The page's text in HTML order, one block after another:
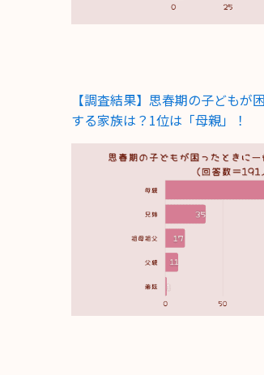
【調査結果】思春期の子どもが
する家族は？1位は「母親」！